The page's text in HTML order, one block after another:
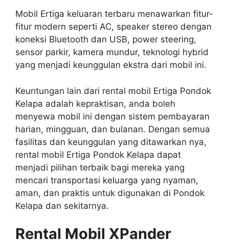
Mobil Ertiga keluaran terbaru menawarkan fitur-
fitur modern seperti AC, speaker stereo dengan
koneksi Bluetooth dan USB, power steering,
sensor parkir, kamera mundur, teknologi hybrid
yang menjadi keunggulan ekstra dari mobil ini.
Keuntungan lain dari rental mobil Ertiga Pondok
Kelapa adalah kepraktisan, anda boleh
menyewa mobil ini dengan sistem pembayaran
harian, mingguan, dan bulanan. Dengan semua
fasilitas dan keunggulan yang ditawarkan nya,
rental mobil Ertiga Pondok Kelapa dapat
menjadi pilihan terbaik bagi mereka yang
mencari transportasi keluarga yang nyaman,
aman, dan praktis untuk digunakan di Pondok
Kelapa dan sekitarnya.
Rental Mobil XPander